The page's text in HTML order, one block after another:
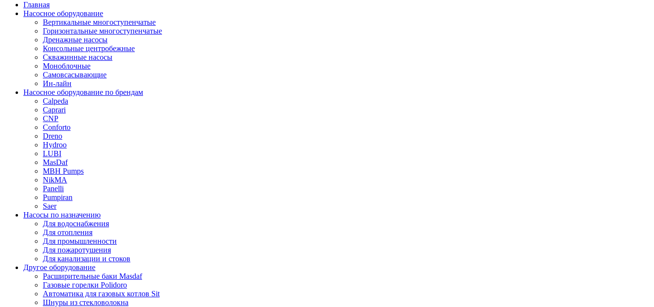
Главная
Насосное оборудование
Вертикальные многоступенчатые
Горизонтальные многоступенчатые
Дренажные насосы
Консольные центробежные
Скважинные насосы
Моноблочные
Самовсасывающие
Ин-лайн
Насосное оборудование по брендам
Calpeda
Caprari
CNP
Conforto
Dreno
Hydroo
LUBI
MasDaf
MBH Pumps
NikMA
Panelli
Pumpiran
Saer
Насосы по назначению
Для водоснабжения
Для отопления
Для промышленности
Для пожаротушения
Для канализации и стоков
Другое оборудование
Расширительные баки Masdaf
Газовые горелки Polidoro
Автоматика для газовых котлов Sit
Шнуры из стекловолокна